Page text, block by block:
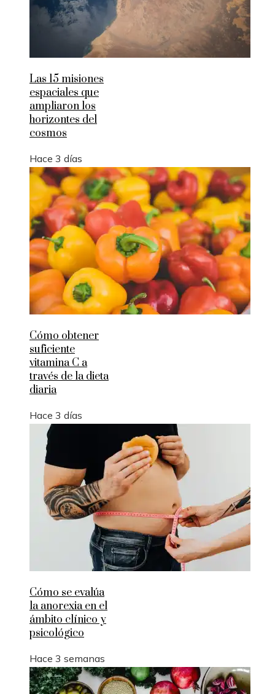
Las 15 misiones
espaciales que
ampliaron los
horizontes del
cosmos
Hace 3 días
Cómo obtener
suficiente
vitamina C a
través de la dieta
diaria
Hace 3 días
Cómo se evalúa
la anorexia en el
ámbito clínico y
psicológico
Hace 3 semanas